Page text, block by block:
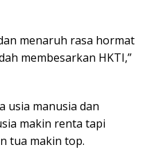
menaruh rasa hormat
membesarkan HKTI,”
usia manusia dan
makin renta tapi
tua makin top.